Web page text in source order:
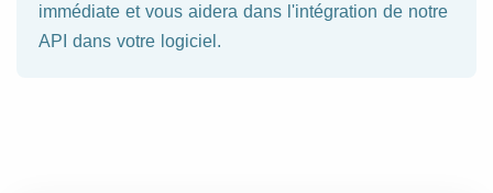
immédiate et vous aidera dans l'intégration de notre
API dans votre logiciel.